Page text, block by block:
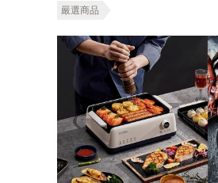
嚴選商品